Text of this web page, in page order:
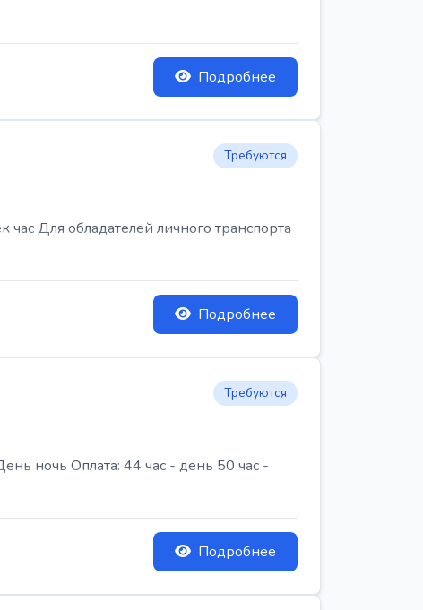
Подробнее
Требуются
обладателей личного транспорта
Подробнее
Требуются
ночь Оплата: 44 час - день 50 час -
Подробнее